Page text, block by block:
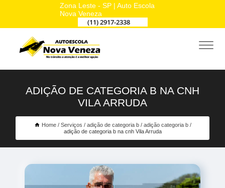
Zona Leste - SP | Auto Escola
Nova Veneza
(11) 2917-2338
ADIÇÃO DE CATEGORIA B NA CNH
VILA ARRUDA
Home Serviços adição de categoria b
adição categoria b
adição de categoria b na cnh Vila Arruda